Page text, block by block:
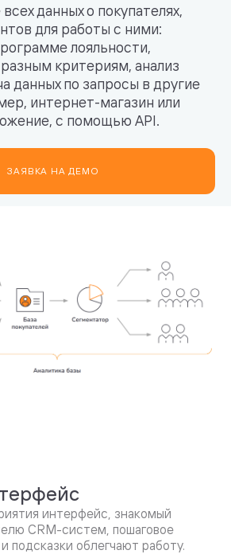
данных о покупателях,
для работы с ними:
лояльности,
критериям, анализ
данных по запросы в другие
интернет-магазин или
с помощью API.
ЗАЯВКА НА ДЕМО
интерфейс, знакомый
CRM-систем, пошаговое
подсказки облегчают работу.